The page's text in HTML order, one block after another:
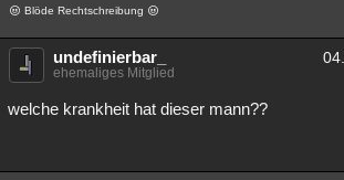
Blöde Rechtschreibung
undefinierbar_
ehemaliges Mitglied
welche krankheit hat dieser mann??